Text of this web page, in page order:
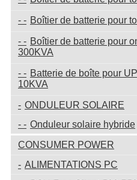
Boîtier de batterie pour
Boîtier de batterie pour
300KVA
Batterie de boîte pour
10KVA
ONDULEUR SOLAIRE
Onduleur solaire hybride
CONSUMER POWER
ALIMENTATIONS PC